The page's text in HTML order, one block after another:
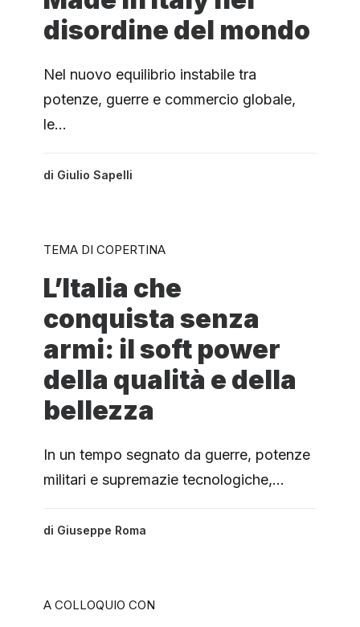
disordine del mondo
Nel nuovo equilibrio instabile tra
potenze, guerre e commercio globale,
le…
di Giulio Sapelli
TEMA DI COPERTINA
L’Italia che
conquista senza
armi: il soft power
della qualità e della
bellezza
In un tempo segnato da guerre, potenze
militari e supremazie tecnologiche,…
di Giuseppe Roma
A COLLOQUIO CON